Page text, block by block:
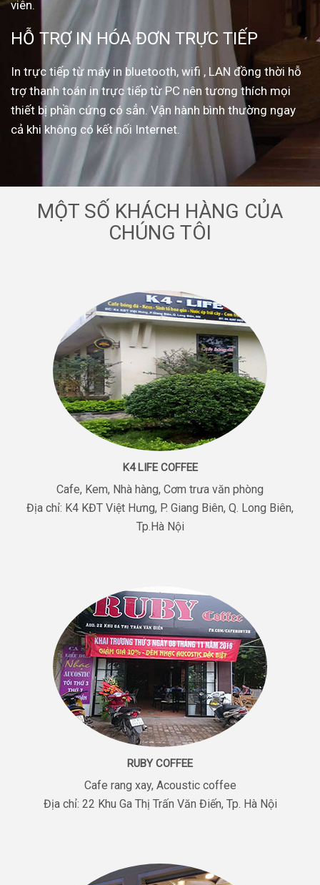
viên.
HỖ TRỢ IN HÓA ĐƠN TRỰC TIẾP
In trực tiếp từ máy in bluetooth, wifi , LAN đồng thời hỗ
trợ thanh toán in trực tiếp từ PC nên tương thích mọi
thiết bị phần cứng có sẳn. Vận hành bình thường ngay
cả khi không có kết nối Internet.
MỘT SỐ KHÁCH HÀNG CỦA
CHÚNG TÔI
K4 LIFE COFFEE
Cafe, Kem, Nhà hàng, Cơm trưa văn phòng
Địa chỉ: K4 KĐT Việt Hưng, P. Giang Biên, Q. Long Biên,
Tp.Hà Nội
RUBY COFFEE
Cafe rang xay, Acoustic coffee
Địa chỉ: 22 Khu Ga Thị Trấn Văn Điến, Tp. Hà Nội